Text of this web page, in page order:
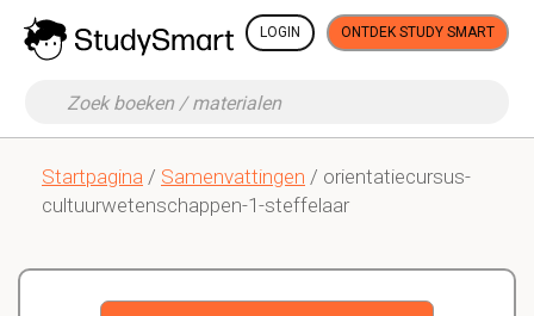
LOGIN ONTDEK STUDY SMART
Startpagina / Samenvattingen / orientatiecursus-
cultuurwetenschappen-1-steffelaar